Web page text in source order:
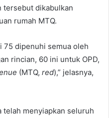
tersebut dikabulkan
rumah MTQ.
75 dipenuhi semua oleh
rincian, 60 ini untuk OPD,
(MTQ, red),” jelasnya,
telah menyiapkan seluruh